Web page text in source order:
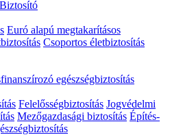
Euró alapú megtakarításos
Csoportos életbiztosítás
egészségbiztosítás
Felelősségbiztosítás Jogvédelmi
Mezőgazdasági biztosítás Építés-